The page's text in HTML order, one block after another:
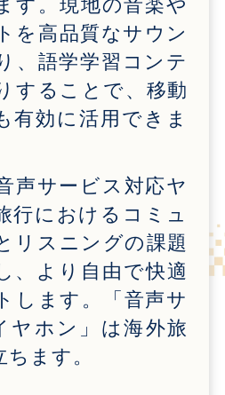
を高品質なサウン
、語学学習コンテ
することで、移動
有効に活用できま
声サービス対応ヤ
行におけるコミュ
リスニングの課題
、より自由で快適
します。「音声サ
ヤホン」は海外旅
ます。